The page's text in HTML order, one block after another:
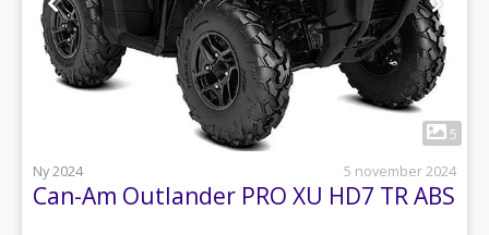
1
5
Ny 2024
5 november 2024
Can-Am Outlander PRO XU HD7 TR ABS